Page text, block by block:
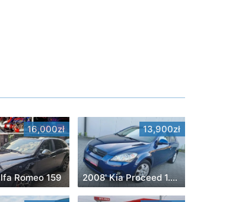
16,000zł
Romeo 159
13,900zł
2008' Kia Proceed 1.4 Optimum +